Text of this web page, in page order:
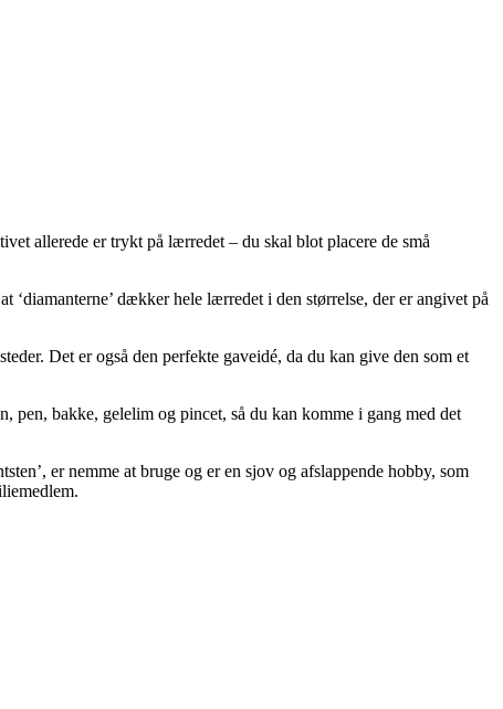
allerede er trykt på lærredet – du skal blot placere de små
dækker hele lærredet i den størrelse, der er angivet på
Det er også den perfekte gaveidé, da du kan give den som et
bakke, gelelim og pincet, så du kan komme i gang med det
er nemme at bruge og er en sjov og afslappende hobby, som